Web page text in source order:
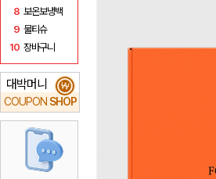
8 보온보냉백
9 물티슈
10 장바구니
대박머니
COUPON SHOP
₩